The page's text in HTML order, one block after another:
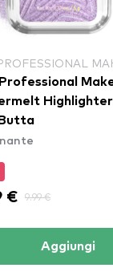
Professional
Butta
€ 9.99 €
Aggiungi